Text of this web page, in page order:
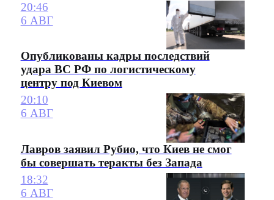
20:46
6 АВГ
Опубликованы кадры последствий
удара ВС РФ по логистическому
центру под Киевом
20:10
6 АВГ
Лавров заявил Рубио, что Киев не смог
бы совершать теракты без Запада
18:32
6 АВГ